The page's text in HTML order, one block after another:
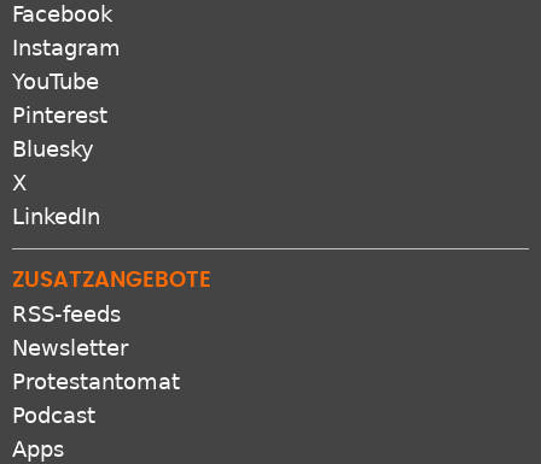
Facebook
Instagram
YouTube
Pinterest
Bluesky
X
LinkedIn
ZUSATZANGEBOTE
RSS-feeds
Newsletter
Protestantomat
Podcast
Apps